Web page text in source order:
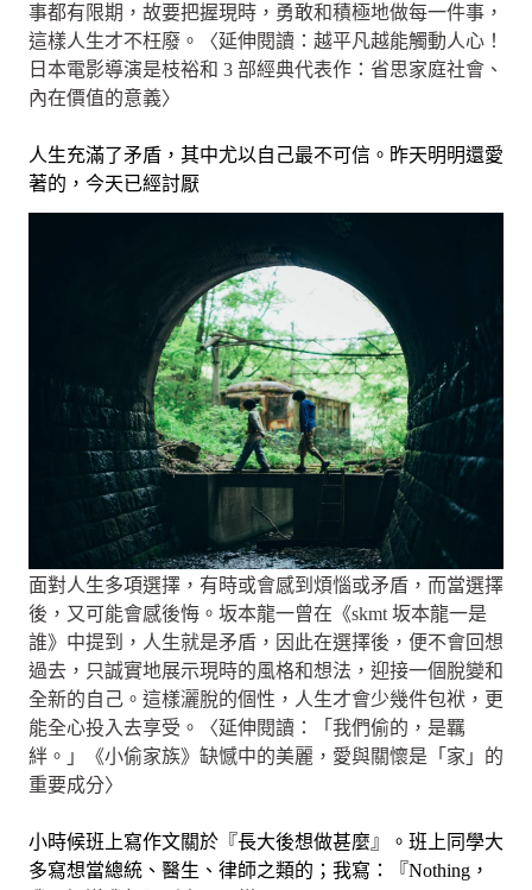
事都有限期，故要把握現時，勇敢和積極地做每一件事，
這樣人生才不枉廢。〈延伸閱讀：越平凡越能觸動人心！
日本電影導演是枝裕和 3 部經典代表作：省思家庭社會、
內在價值的意義〉
人生充滿了矛盾，其中尤以自己最不可信。昨天明明還愛
著的，今天已經討厭
面對人生多項選擇，有時或會感到煩惱或矛盾，而當選擇
後，又可能會感後悔。坂本龍一曾在《skmt 坂本龍一是
誰》中提到，人生就是矛盾，因此在選擇後，便不會回想
過去，只誠實地展示現時的風格和想法，迎接一個脫變和
全新的自己。這樣灑脫的個性，人生才會少幾件包袱，更
能全心投入去享受。〈延伸閱讀：「我們偷的，是羈
絆。」《小偷家族》缺憾中的美麗，愛與關懷是「家」的
重要成分〉
小時候班上寫作文關於『長大後想做甚麼』。班上同學大
多寫想當總統、醫生、律師之類的；我寫：『Nothing，